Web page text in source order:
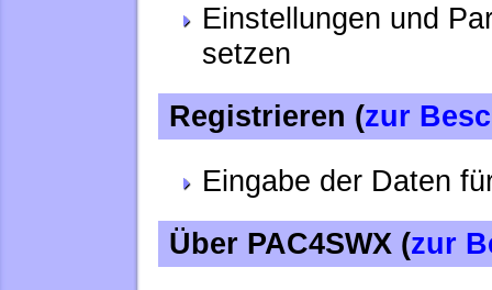
Einstellungen und
setzen
Registrieren (zur
Eingabe der Daten
Über PAC4SWX (zur